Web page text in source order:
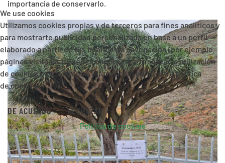
importancia de conservarlo.
We use cookies
Utilizamos cookies propias y de terceros para fines analíticos y
para mostrarte publicidad personalizada en base a un perfil
elaborado a partir de tus hábitos de navegación (por ejemplo,
páginas visitadas). Puedes configurar o rechazar la utilización
de cookies u obtener más información en nuestra política
de cookies.
DE ACUERDO RECHAZAR
Política de cookies